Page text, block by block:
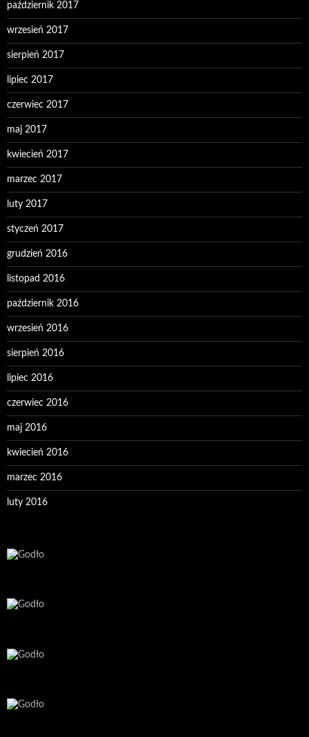
październik 2017
wrzesień 2017
sierpień 2017
lipiec 2017
czerwiec 2017
maj 2017
kwiecień 2017
marzec 2017
luty 2017
styczeń 2017
grudzień 2016
listopad 2016
październik 2016
wrzesień 2016
sierpień 2016
lipiec 2016
czerwiec 2016
maj 2016
kwiecień 2016
marzec 2016
luty 2016